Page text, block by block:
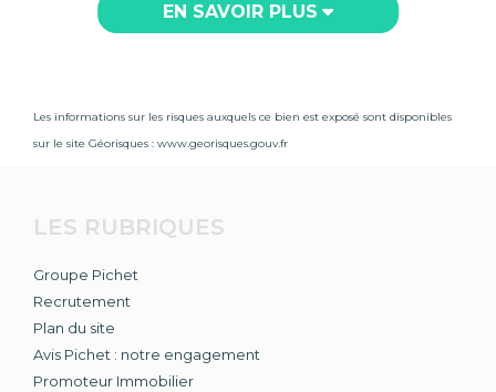
groupe Pichet vous propose de très beaux
terrains
pour faire construiredès aujourd’hui votre maison.
EN SAVOIR PLUS
Les informations sur les risques auxquels ce bien est exposé sont disponibles
sur le site Géorisques : www.georisques.gouv.fr
LES RUBRIQUES
Groupe Pichet
Recrutement
Plan du site
Avis Pichet : notre engagement
Promoteur Immobilier